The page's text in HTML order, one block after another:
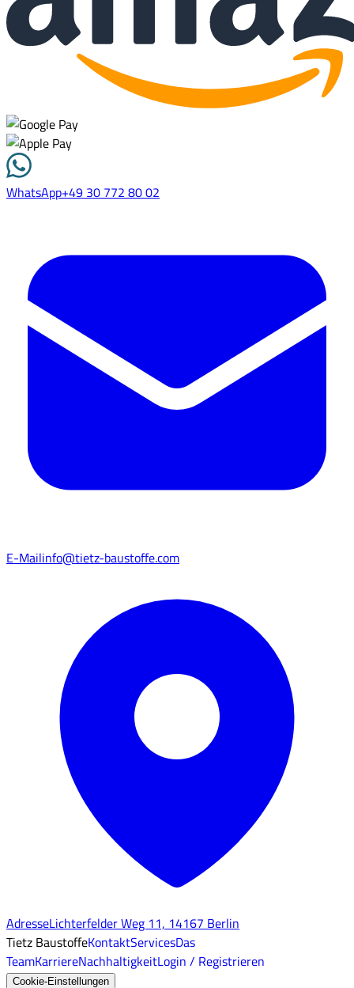
WhatsApp+49 30 772 80 02
E-Mailinfo@tietz-baustoffe.com
AdresseLichterfelder Weg 11, 14167 Berlin
Tietz BaustoffeKontaktServicesDas
TeamKarriereNachhaltigkeitLogin / Registrieren
Cookie-Einstellungen